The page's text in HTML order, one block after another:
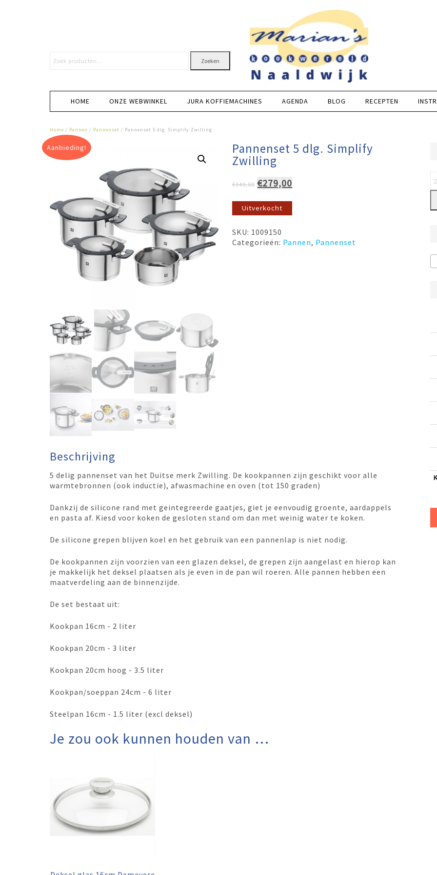
Zoeken
HOME ONZE WEBWINKEL JURA KOFFIEMACHINES AGENDA BLOG RECEPTEN
Home / Pannen / Pannenset / Pannenset 5 dlg. Simplify Zwilling
Aanbieding! Pannenset 5 dlg. Simplify
Zwilling
€349,00 Oorspronkelijke
was:
€279,00
Uitverkocht
SKU: 1009150
Categorieën: Pannen, Pannenset
Beschrijving
5 delig pannenset van het Duitse merk Zwilling. De kookpannen zijn geschikt voor alle
warmtebronnen (ook inductie), afwasmachine en oven (tot 150 graden)
Dankzij de silicone rand met geintegreerde gaatjes, giet je eenvoudig groente, aardappels
en pasta af. Kiesd voor koken de gesloten stand om dan met weinig water te koken.
De silicone grepen blijven koel en het gebruik van een pannenlap is niet nodig.
De kookpannen zijn voorzien van een glazen deksel, de grepen zijn aangelast en hierop kan
je makkelijk het deksel plaatsen als je even in de pan wil roeren. Alle pannen hebben een
maatverdeling aan de binnenzijde.
De set bestaat uit:
Kookpan 16cm - 2 liter
Kookpan 20cm - 3 liter
Kookpan 20cm hoog - 3.5 liter
Kookpan/soeppan 24cm - 6 liter
Steelpan 16cm - 1.5 liter (excl deksel)
Je zou ook kunnen houden van …